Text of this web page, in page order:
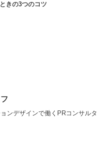
ときの3つのコツ
ンデザインで働くPRコンサルタ